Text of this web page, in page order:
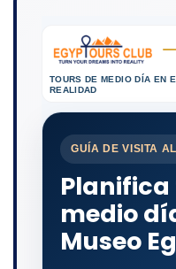
TOURS DE MEDIO DÍA EN
REALIDAD
GUÍA DE VISITA
medio
Museo